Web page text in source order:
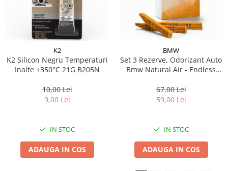
K2
K2 Silicon Negru Temperaturi
Inalte +350°C 21G B205N
10,00 Lei
9,00 Lei
IN STOC
ADAUGA IN COS
BMW
Set 3 Rezerve, Odorizant Auto
Bmw Natural Air - Endless
67,00 Lei
59,00 Lei
IN STOC
ADAUGA IN COS